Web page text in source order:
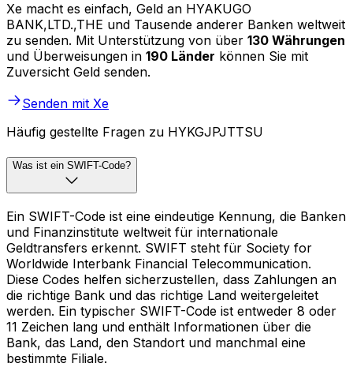
Xe macht es einfach, Geld an HYAKUGO
BANK,LTD.,THE und Tausende anderer Banken weltweit
zu senden. Mit Unterstützung von über 130 Währungen
und Überweisungen in 190 Länder können Sie mit
Zuversicht Geld senden.
Senden mit Xe
Häufig gestellte Fragen zu HYKGJPJTTSU
Was ist ein SWIFT-Code?
Ein SWIFT-Code ist eine eindeutige Kennung, die Banken
und Finanzinstitute weltweit für internationale
Geldtransfers erkennt. SWIFT steht für Society for
Worldwide Interbank Financial Telecommunication.
Diese Codes helfen sicherzustellen, dass Zahlungen an
die richtige Bank und das richtige Land weitergeleitet
werden. Ein typischer SWIFT-Code ist entweder 8 oder
11 Zeichen lang und enthält Informationen über die
Bank, das Land, den Standort und manchmal eine
bestimmte Filiale.